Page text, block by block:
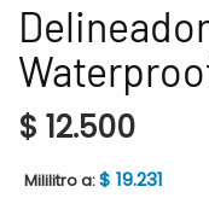
$ 12.500
Mililitro a:$ 19.231